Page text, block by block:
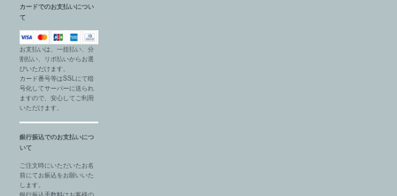
カードでのお支払いについ
て
お支払いは、一括払い、分
割払い、リボ払いからお選
びいただけます。
カード番号等はSSLにて暗
号化してサーバーに送られ
ますので、安心してご利用
いただけます。
銀行振込でのお支払いにつ
いて
ご注文時にいただいたお名
前にてお振込をお願いいた
します。